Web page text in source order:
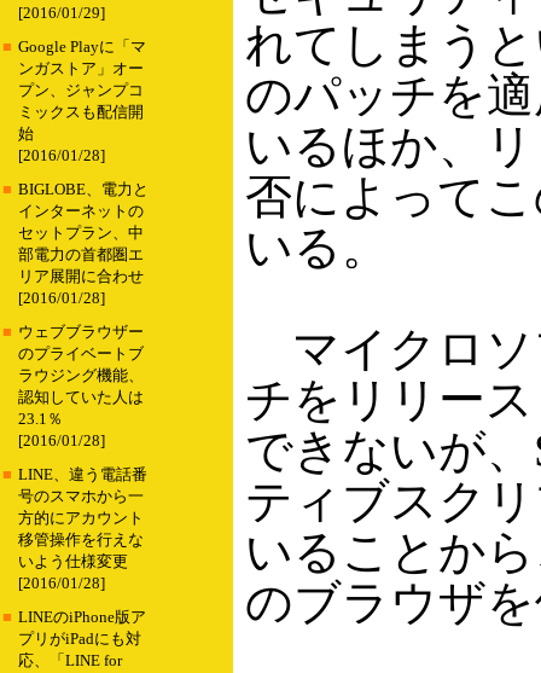
[2016/01/29]
■ Google Playに「マ
ンガストア」オー
プン、ジャンプコ
ミックスも配信開
始
[2016/01/28]
■ BIGLOBE、電力と
インターネットの
セットプラン、中
部電力の首都圏エ
リア展開に合わせ
[2016/01/28]
■ ウェブブラウザー
のプライベートブ
ラウジング機能、
認知していた人は
23.1％
[2016/01/28]
■ LINE、違う電話番
号のスマホから一
方的にアカウント
移管操作を行えな
いよう仕様変更
[2016/01/28]
■ LINEのiPhone版ア
プリがiPadにも対
応、「LINE for
れてしまう
のパッチを
いるほか、
否によって
いる。
マイクロソ
チをリリー
できないが
ティブスク
いることか
のブラウザ